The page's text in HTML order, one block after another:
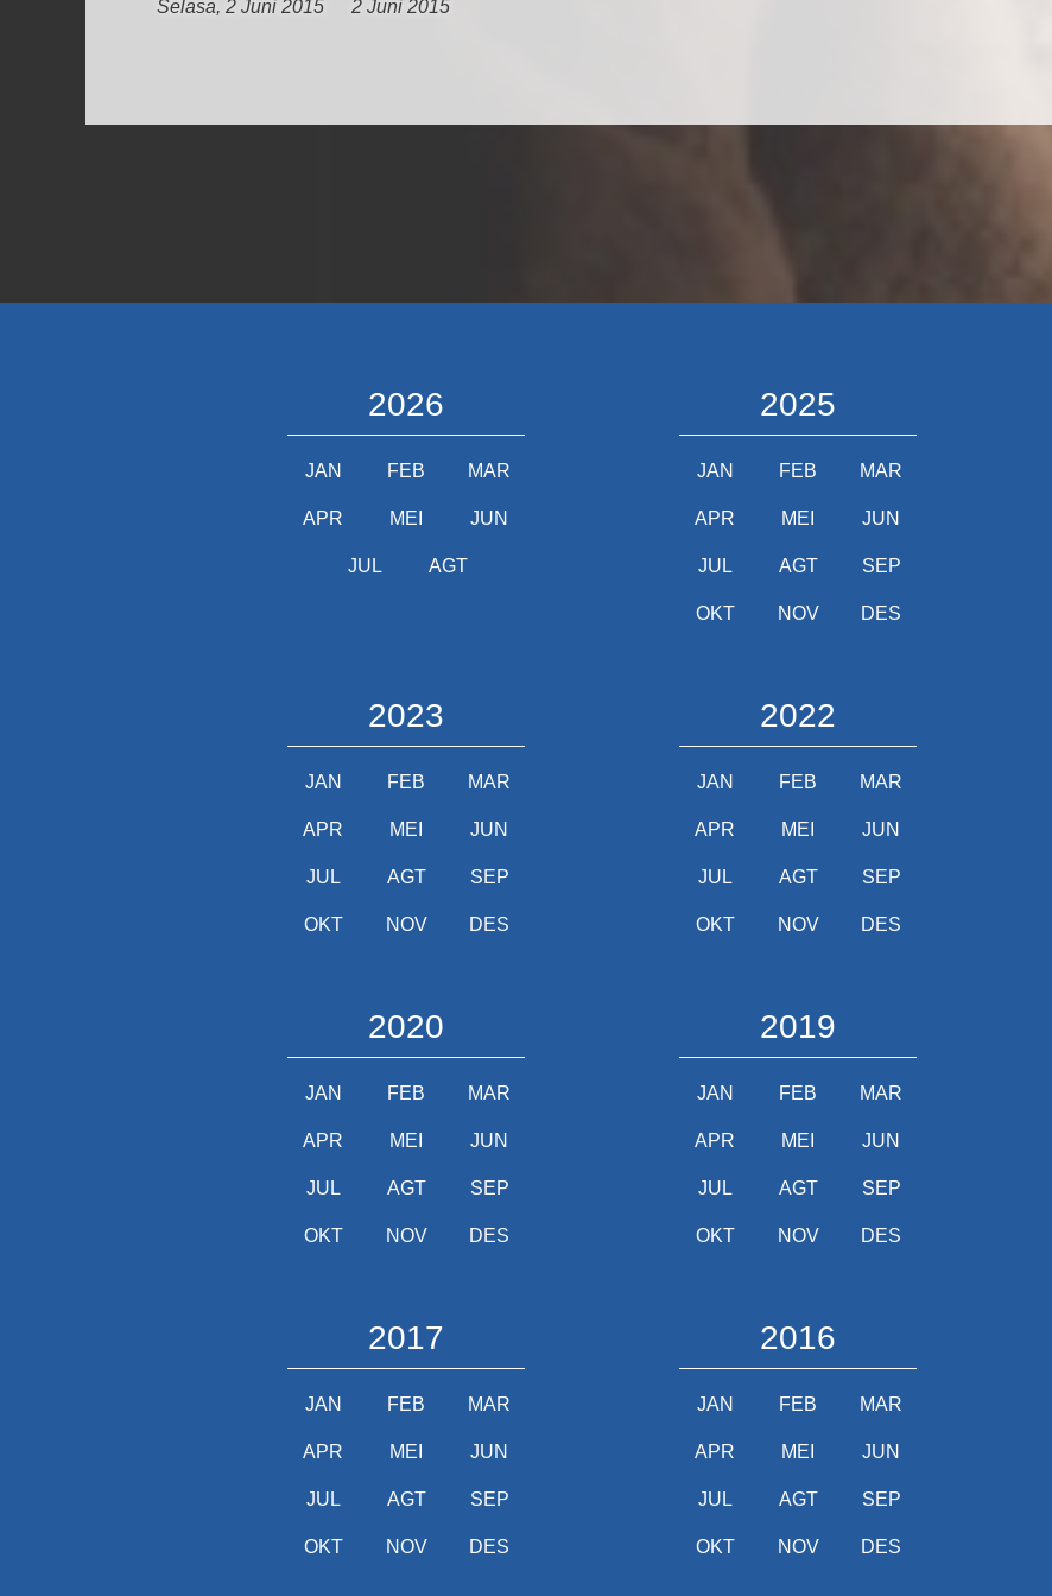
Selasa, 2 Juni 2015 2 Juni 2015
2026
JAN FEB MAR
APR MEI JUN
JUL AGT
2025
JAN FEB MAR
APR MEI JUN
JUL AGT SEP
OKT NOV DES
2023
JAN FEB MAR
APR MEI JUN
JUL AGT SEP
OKT NOV DES
2022
JAN FEB MAR
APR MEI JUN
JUL AGT SEP
OKT NOV DES
2020
JAN FEB MAR
APR MEI JUN
JUL AGT SEP
OKT NOV DES
2019
JAN FEB MAR
APR MEI JUN
JUL AGT SEP
OKT NOV DES
2017
JAN FEB MAR
APR MEI JUN
JUL AGT SEP
OKT NOV DES
2016
JAN FEB MAR
APR MEI JUN
JUL AGT SEP
OKT NOV DES